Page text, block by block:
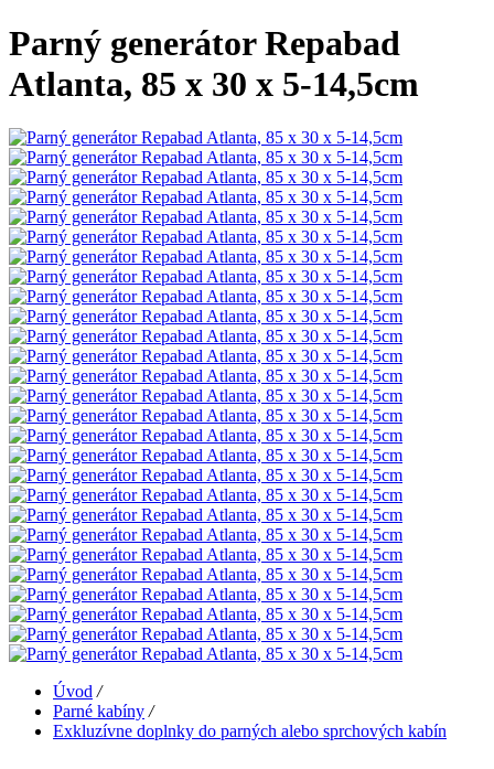
Parný generátor Repabad
Atlanta, 85 x 30 x 5-14,5cm
Úvod /
Parné kabíny /
Exkluzívne doplnky do parných alebo sprchových kabín